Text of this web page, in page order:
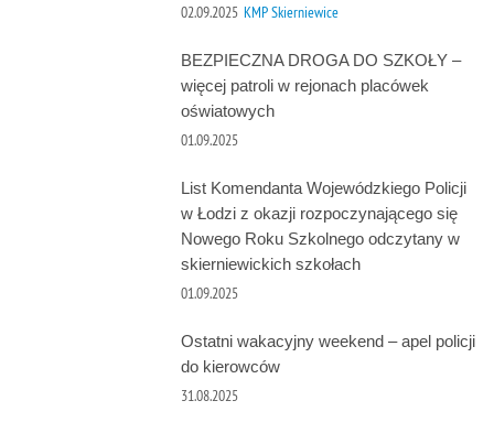
02.09.2025 KMP Skierniewice
BEZPIECZNA DROGA DO SZKOŁY –
więcej patroli w rejonach placówek
oświatowych
01.09.2025
List Komendanta Wojewódzkiego Policji
w Łodzi z okazji rozpoczynającego się
Nowego Roku Szkolnego odczytany w
skierniewickich szkołach
01.09.2025
Ostatni wakacyjny weekend – apel policji
do kierowców
31.08.2025